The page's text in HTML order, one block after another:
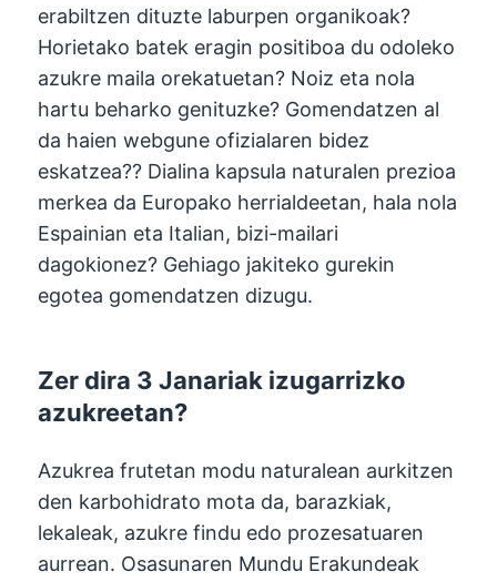
erabiltzen dituzte laburpen organikoak?
Horietako batek eragin positiboa du odoleko
azukre maila orekatuetan? Noiz eta nola
hartu beharko genituzke? Gomendatzen al
da haien webgune ofizialaren bidez
eskatzea?? Dialina kapsula naturalen prezioa
merkea da Europako herrialdeetan, hala nola
Espainian eta Italian, bizi-mailari
dagokionez? Gehiago jakiteko gurekin
egotea gomendatzen dizugu.
Zer dira 3 Janariak izugarrizko
azukreetan?
Azukrea frutetan modu naturalean aurkitzen
den karbohidrato mota da, barazkiak,
lekaleak, azukre findu edo prozesatuaren
aurrean. Osasunaren Mundu Erakundeak